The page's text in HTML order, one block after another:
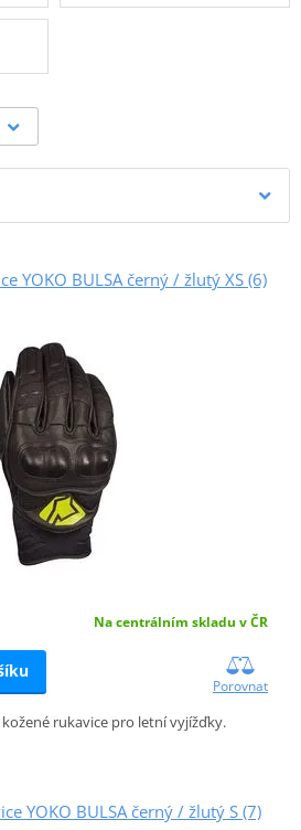
YOKO BULSA černý / žlutý XS (6)
Na centrálním skladu v ČR
Porovnat
rukavice pro letní vyjížďky.
YOKO BULSA černý / žlutý S (7)